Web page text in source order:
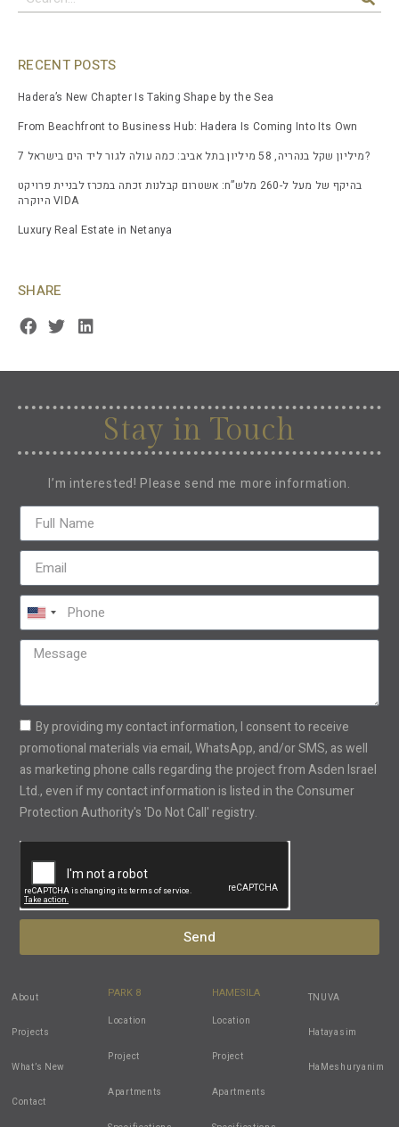
RECENT POSTS
Hadera’s New Chapter Is Taking Shape by the Sea
From Beachfront to Business Hub: Hadera Is Coming Into Its Own
7 מיליון שקל בנהריה, 58 מיליון בתל אביב: כמה עולה לגור ליד הים בישראל?
בהיקף של מעל ל-260 מלש”ח: אשטרום קבלנות זכתה במכרז לבניית פרויקט
היוקרה VIDA
Luxury Real Estate in Netanya
SHARE
Stay in Touch
I’m interested! Please send me more information.
United
States
+1
By providing my contact information, I consent to receive
promotional materials via email, WhatsApp, and/or SMS, as well
as marketing phone calls regarding the project from Asden Israel
Ltd., even if my contact information is listed in the Consumer
Protection Authority's 'Do Not Call' registry.
Send
About
Projects
What’s New
Contact
PARK 8
Location
Project
Apartments
HAMESILA
Location
Project
Apartments
TNUVA
Hatayasim
HaMeshuryanim